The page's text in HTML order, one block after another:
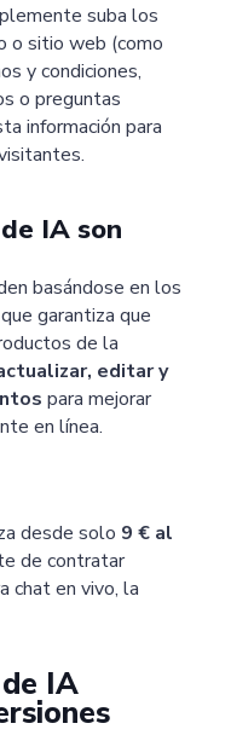
suba los
o sitio web (como
y condiciones,
o preguntas
información para
IA son
basándose en los
garantiza que
de la
editar y
para mejorar
en línea.
desde solo 9 € al
de contratar
chat en vivo, la
IA